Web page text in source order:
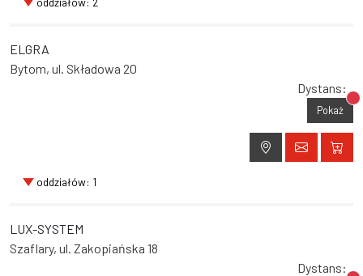
ELGRA
Bytom, ul. Składowa 20
Dystans:
Pokaż
oddziałów: 1
LUX-SYSTEM
Szaflary, ul. Zakopiańska 18
Dystans: